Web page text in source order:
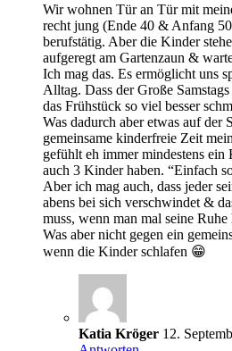
Wir wohnen Tür an Tür mit
recht jung (Ende 40 & Anfang
berufstätig. Aber die Kinder
aufgeregt am Gartenzaun &
Ich mag das. Es ermöglicht uns
Alltag. Dass der Große
das Frühstück so viel besser
Was dadurch aber etwas auf der
gemeinsame kinderfreie Zeit
gefühlt eh immer mindestens
auch 3 Kinder haben. “Einfach
Aber ich mag auch, dass jeder
abens bei sich verschwindet &
muss, wenn man mal seine
Was aber nicht gegen ein
wenn die Kinder schlafen 😁
Katia Kröger 12.